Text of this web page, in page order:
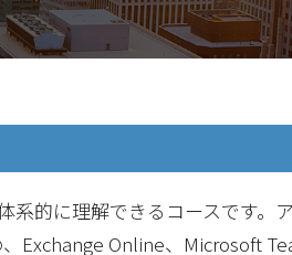
系的に理解できるコースです。
Exchange Online、Microsoft